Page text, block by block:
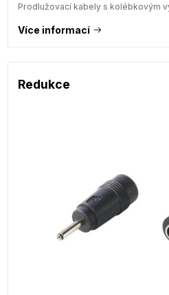
Prodlužovací kabely s kolébkovým
Více informací
Redukce